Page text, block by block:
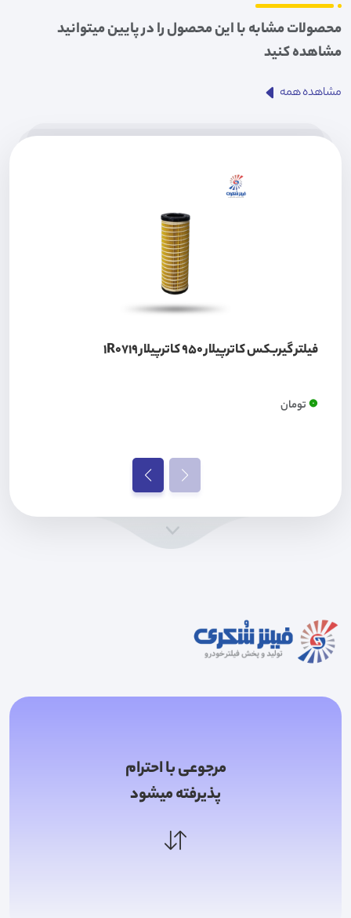
محصولات مشابه با این محصول را در پایین میتوانید
مشاهده کنید
مشاهده همه
فیلتر گیربکس کاترپیلار 950 کاترپیلار 1R0719
0تومان
مرجوعی با احترام
پذیرفته میشود